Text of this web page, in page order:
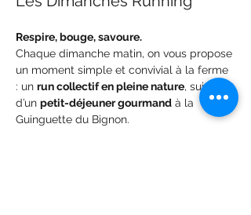
Respire, bouge, savoure.
Chaque dimanche matin, on vous propose
un moment simple et convivial à la ferme
: un run collectif en pleine nature, suivi
d’un petit-déjeuner gourmand à la
Guinguette du Bignon.